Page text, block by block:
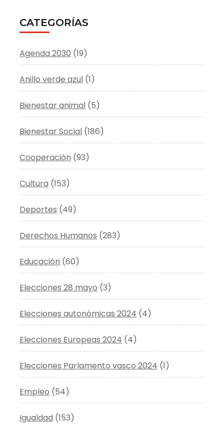
CATEGORÍAS
Agenda 2030 (19)
Anillo verde azul (1)
Bienestar animal (5)
Bienestar Social (186)
Cooperación (93)
Cultura (153)
Deportes (49)
Derechos Humanos (283)
Educación (60)
Elecciones 28 mayo (3)
Elecciones autonómicas 2024 (4)
Elecciones Europeas 2024 (4)
Elecciones Parlamento vasco 2024 (1)
Empleo (54)
Igualdad (153)